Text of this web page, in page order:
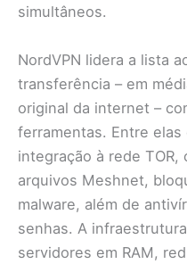
simultâneos.
NordVPN lidera a lista
transferência – em
original da internet –
ferramentas. Entre
integração à rede
arquivos Meshnet,
malware, além de
senhas. A
servidores em RAM,